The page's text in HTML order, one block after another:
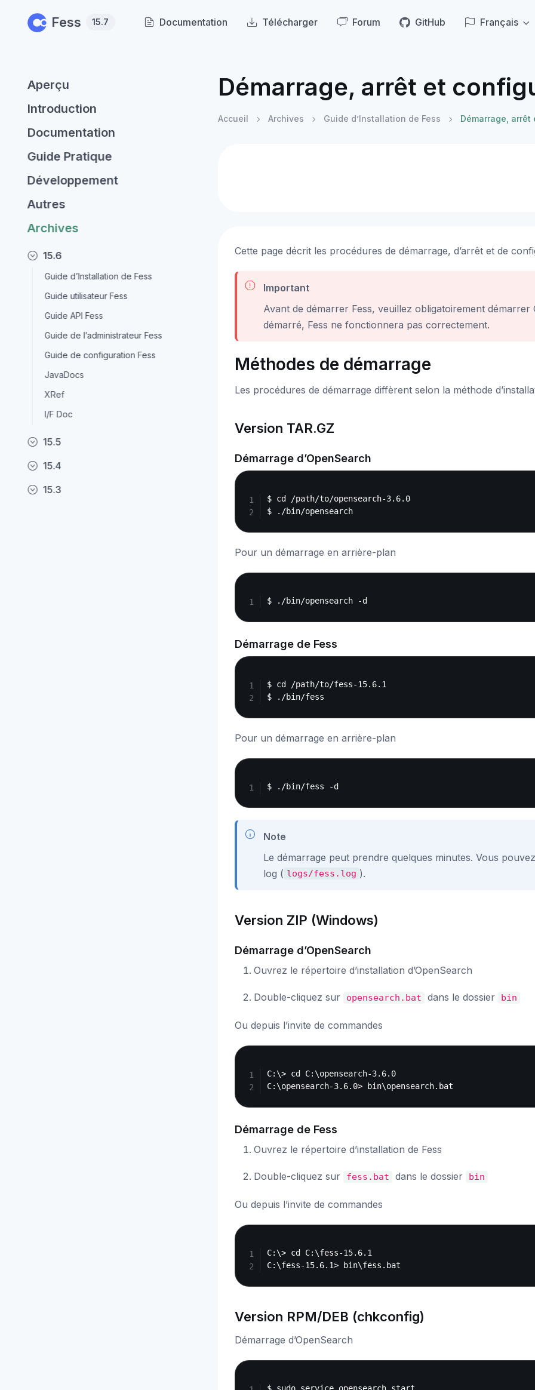
Fess 15.7 Documentation Télécharger Forum GitHub Français
Aperçu
Introduction
Documentation
Guide Pratique
Développement
Autres
Archives
15.6
Guide d’Installation de Fess
Guide utilisateur Fess
Guide API Fess
Guide de l’administrateur Fess
Guide de configuration Fess
JavaDocs
XRef
I/F Doc
15.5
15.4
15.3
Démarrage, arrêt et
Accueil Archives Guide d’Installation de Fess Démarrage,
Cette page décrit les procédures de démarrage, d’arrêt et de
Important
Avant de démarrer Fess, veuillez obligatoirement démarrer
démarré, Fess ne fonctionnera pas correctement.
Méthodes de démarrage
Les procédures de démarrage diffèrent selon la méthode
Version TAR.GZ
Démarrage d’OpenSearch
$ cd /path/to/opensearch-3.6.0
$ ./bin/opensearch
Pour un démarrage en arrière-plan
Démarrage de Fess
$ cd /path/to/fess-15.6.1
Pour un démarrage en arrière-plan
Note
Le démarrage peut prendre quelques minutes. Vous
log ( logs/fess.log ).
Version ZIP (Windows)
Démarrage d’OpenSearch
Ouvrez le répertoire d’installation d’OpenSearch
Double-cliquez sur opensearch.bat dans le dossier bin
Ou depuis l’invite de commandes
C:\> cd C:\opensearch-3.6.0
Démarrage de Fess
Ouvrez le répertoire d’installation de Fess
Double-cliquez sur fess.bat dans le dossier bin
Ou depuis l’invite de commandes
C:\> cd C:\fess-15.6.1
Version RPM/DEB (chkconfig)
Démarrage d’OpenSearch